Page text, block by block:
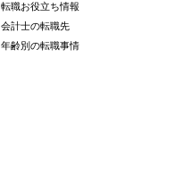
転職お役立ち情報
会計士の転職先
年齢別の転職事情